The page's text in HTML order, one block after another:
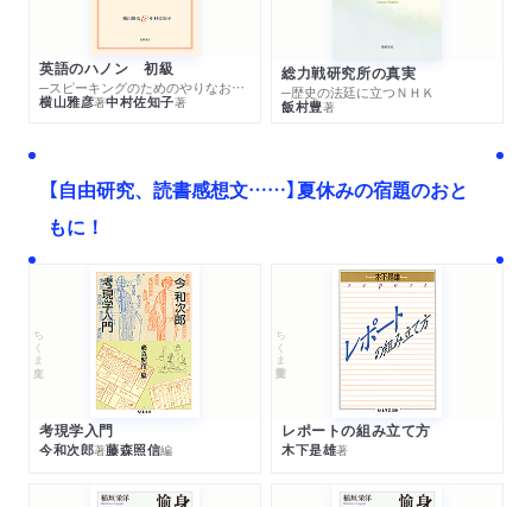
英語のハノン 初級
─スピーキングのためのやりなおし英文法スーパードリル
横山雅彦著中村佐知子著
総力戦研究所の真実
─歴史の法廷に立つＮＨＫ
飯村豊著
【自由研究、読書感想文……】夏休みの宿題のおと
もに！
ちくま文庫
考現学入門
今和次郎著藤森照信編
ちくま学芸文庫
レポートの組み立て方
木下是雄著